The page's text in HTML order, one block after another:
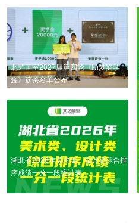
北艺画室2027届第四轮《助梦奖学
金》获奖名单公布
湖北省2026年美术类、设计类综合排
序成绩一分一段统计表